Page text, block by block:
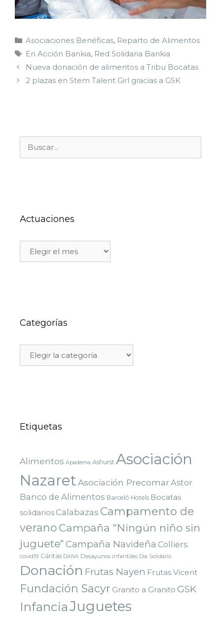
Asociaciones Benéficas, Reparto de Alimentos
En Acción Bankia, Red Solidaria Bankia
Nueva donación de alimentos a Tribu Bocatas
2 plazas en Stem Talent Girl gracias a GSK
Actuaciones
Categorías
Etiquetas
Alimentos Apadema Ashurst Asociación
NazaretAsociación PrecomarAstor
Banco de Alimentos Barceló Hotels Bocatas
solidarios Calabazas Campamento de
verano Campaña "Ningún niño sin
juguete" Campaña Navideña Colliers
covid19 Cáritas DANA Desayunos infantiles Dia Solidario
Donación Frutas Nayen Frutas Vicent
Fundación Sacyr Granito a Granito GSK
InfanciaJuguetes